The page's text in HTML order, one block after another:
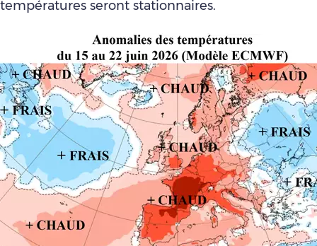
températures seront stationnaires.